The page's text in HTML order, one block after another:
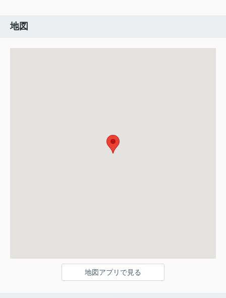
地図
地図アプリで見る